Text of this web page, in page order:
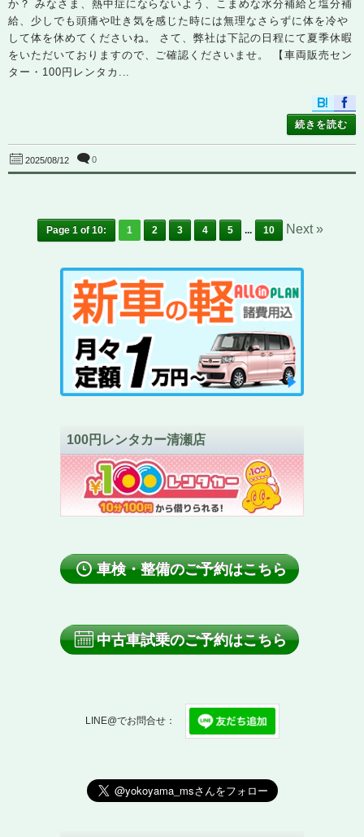
か？ みなさま、熱中症にならないよう、こまめな水分補給と塩分補
給、少しでも頭痛や吐き気を感じた時には無理なさらずに体を冷や
して体を休めてくださいね。 さて、弊社は下記の日程にて夏季休暇
をいただいておりますので、ご確認くださいませ。 【車両販売セン
ター・100円レンタカ...
続きを読む
2025/08/12 0
Page 1 of 10: 1 2 3 4 5 ... 10 Next »
100円レンタカー清瀬店
車検・整備のご予約はこちら
中古車試乗のご予約はこちら
LINE@でお問合せ：